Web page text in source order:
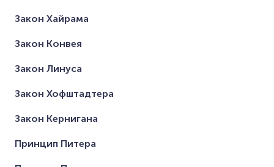
Закон Хайрама
Закон Конвея
Закон Линуса
Закон Хофштадтера
Закон Кернигана
Принцип Питера